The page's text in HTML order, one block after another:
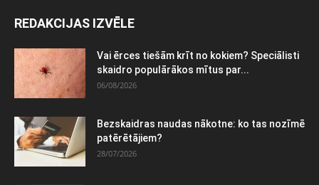
REDAKCIJAS IZVĒLE
Vai ērces tiešām krīt no kokiem? Speciālisti
skaidro populārākos mītus par...
06/08/2026
Bezskaidras naudas nākotne: ko tas nozīmē
patērētājiem?
28/07/2026